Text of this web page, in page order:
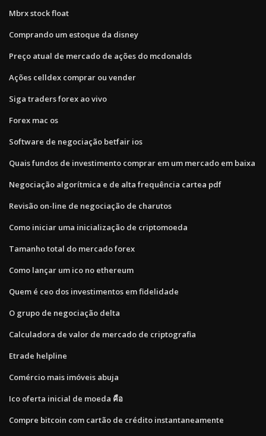
Mbrx stock float
Comprando um estoque da disney
Preço atual de mercado de ações do mcdonalds
Ações celldex comprar ou vender
Siga traders forex ao vivo
Forex mac os
Software de negociação betfair ios
Quais fundos de investimento comprar em um mercado em baixa
Negociação algorítmica e de alta frequência cartea pdf
Revisão on-line de negociação de charutos
Como iniciar uma inicialização de criptomoeda
Tamanho total do mercado forex
Como lançar um ico no ethereum
Quem é ceo dos investimentos em fidelidade
O grupo de negociação delta
Calculadora de valor de mercado de criptografia
Etrade helpline
Comércio mais imóveis abuja
Ico oferta inicial de moeda คือ
Compre bitcoin com cartão de crédito instantaneamente